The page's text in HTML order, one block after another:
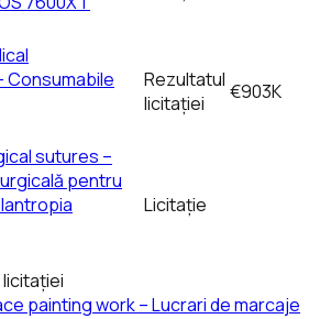
Consumabile
Rezultatul
licitației
€903K
sutures –
pentru
Licitație
painting work – Lucrari de marcaje